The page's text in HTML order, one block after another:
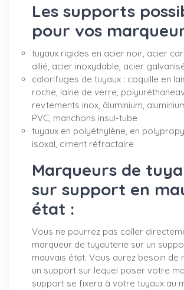
Les supports
pour vos
tuyaux rigides en acier noir, acier
allié, acier inoxydable, acier
calorifuges de tuyaux : coquille en
roche, laine de verre,
revtements inox, âluminium,
PVC, manchons insul-tube
tuyaux en polyéthylène, en
isoxal, ciment réfractaire
Marqueurs de
sur support en
état :
Vous ne pourrez pas coller
marqueur de tuyauterie sur un
mauvais état. Vous aurez besoin de
un support sur lequel poser votre
support se fixera à votre tuyaux au